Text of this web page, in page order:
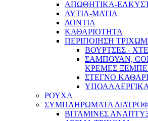
ΑΠΩΘΗΤΙΚΑ-
ΑΥΤΙΑ-ΜΑΤΙΑ
ΔΟΝΤΙΑ
ΚΑΘΑΡΙΟΤΗΤΑ
ΠΕΡΙΠΟΙΗΣΗ
ΒΟΥΡΤΣΕΣ -
ΣΑΜΠΟΥΑΝ,
ΚΡΕΜΕΣ
ΣΤΕΓΝΟ
ΥΠΟΑΛΛΕΡΓΙΚΑ
ΡΟΥΧΑ
ΣΥΜΠΛΗΡΩΜΑΤΑ
ΒΙΤΑΜΙΝΕΣ